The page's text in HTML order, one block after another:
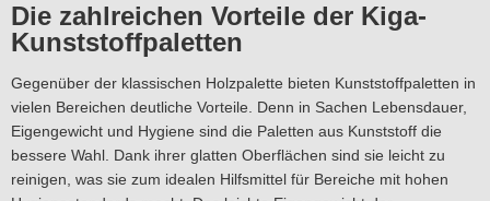
Die zahlreichen Vorteile der Kiga-
Kunststoffpaletten
Gegenüber der klassischen Holzpalette bieten Kunststoffpaletten in
vielen Bereichen deutliche Vorteile. Denn in Sachen Lebensdauer,
Eigengewicht und Hygiene sind die Paletten aus Kunststoff die
bessere Wahl. Dank ihrer glatten Oberflächen sind sie leicht zu
reinigen, was sie zum idealen Hilfsmittel für Bereiche mit hohen